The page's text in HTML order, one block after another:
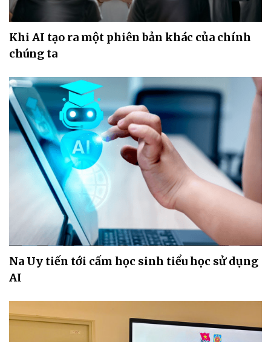
Khi AI tạo ra một phiên bản khác của chính
chúng ta
Na Uy tiến tới cấm học sinh tiểu học sử dụng
AI